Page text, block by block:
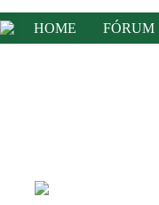
HOME FÓRUM